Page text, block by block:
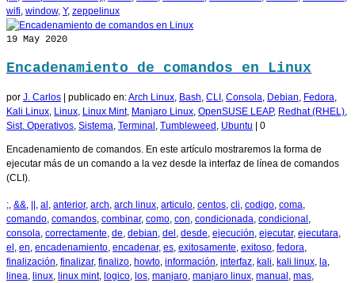
wifi, window, Y, zeppelinux
19 May 2020
Encadenamiento de comandos en Linux
por J. Carlos publicado en:Arch Linux, Bash, CLI , Consola, Debian, Fedora,
Kali Linux, Linux, Linux Mint, Manjaro Linux, OpenSUSE LEAP, Redhat (RHEL),
Sist. Operativos, Sistema, Terminal , Tumbleweed , Ubuntu 0
Encadenamiento de comandos. En este artículo mostraremos la forma de
ejecutar más de un comando a la vez desde la interfaz de línea de comandos
(CLI).
;, &&, , al , anterior, arch, arch linux, articulo, centos, cli, codigo, coma,
comando, comandos, combinar, como, con, condicionada, condicional ,
consola, correctamente, de, debian, del , desde, ejecución, ejecutar, ejecutara,
el , en, encadenamiento, encadenar, es, exitosamente, exitoso, fedora,
finalización, finalizar, finalizo, howto, información, interfaz, kali, kali linux, la,
linea, linux, linux mint, logico, los, manjaro, manjaro linux, manual , mas,